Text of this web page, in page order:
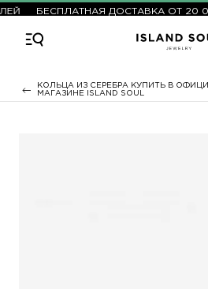
БЕСПЛАТНАЯ ДОСТАВКА ОТ 20
КОЛЬЦА ИЗ СЕРЕБРА КУПИТЬ В
МАГАЗИНЕ ISLAND SOUL